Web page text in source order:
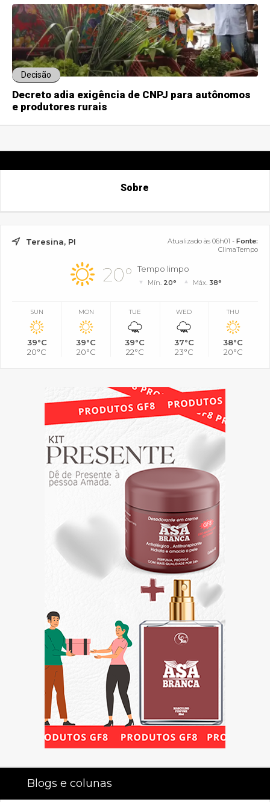
Decisão
Decreto adia exigência de CNPJ para autônomos
e produtores rurais
Sobre
Teresina, PI Atualizado às 06h01 - Fonte:
ClimaTempo
20° Tempo limpo
Mín. 20° Máx. 38°
SUN
39°C
20°C
MON
39°C
20°C
TUE
39°C
22°C
WED
37°C
23°C
THU
38°C
20°C
Blogs e colunas